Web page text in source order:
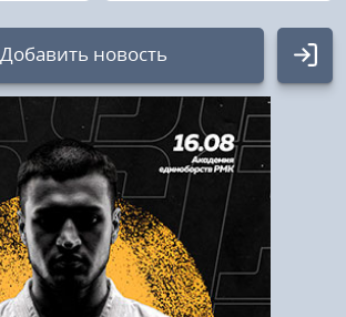
Добавить новость
Авторизация
Логин:
Пароль